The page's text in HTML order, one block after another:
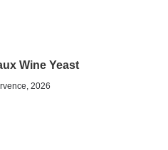
Wine Yeast
2026